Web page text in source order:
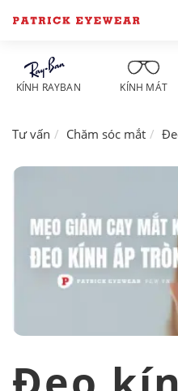
KÍNH RAYBAN KÍNH MÁT
Tư vấn Chăm sóc mắt